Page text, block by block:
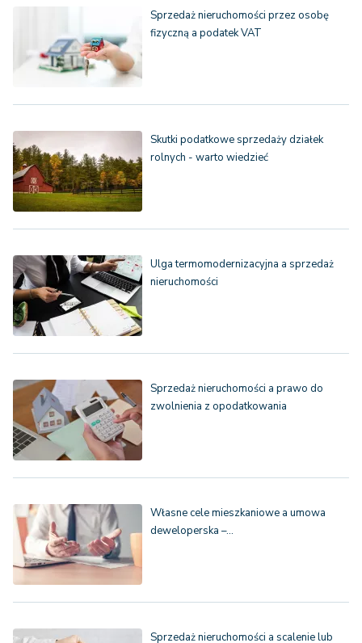
Sprzedaż nieruchomości przez osobę
fizyczną a podatek VAT
Skutki podatkowe sprzedaży działek
rolnych - warto wiedzieć
Ulga termomodernizacyjna a sprzedaż
nieruchomości
Sprzedaż nieruchomości a prawo do
zwolnienia z opodatkowania
Własne cele mieszkaniowe a umowa
deweloperska –…
Sprzedaż nieruchomości a scalenie lub